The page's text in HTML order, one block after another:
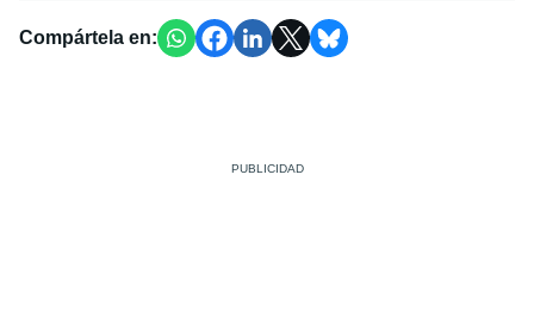
Compártela en: